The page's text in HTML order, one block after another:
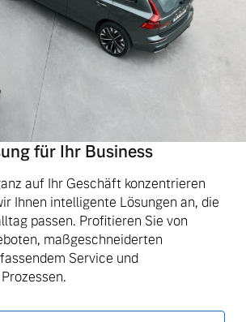
für Ihr Business
auf Ihr Geschäft konzentrieren
Ihnen intelligente Lösungen an, die
passen. Profitieren Sie von
maßgeschneiderten
Service und